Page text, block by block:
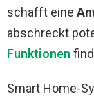
schafft eine
abschreckt
Funktionen
Smart Home-